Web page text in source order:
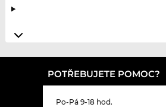
POTŘEBUJETE POMOC?
Po-Pá 9-18 hod.